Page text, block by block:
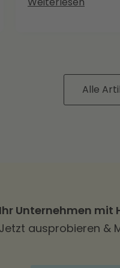
Alle
Ihr Unternehmen mit
Jetzt ausprobieren &